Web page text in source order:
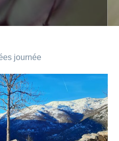
journée